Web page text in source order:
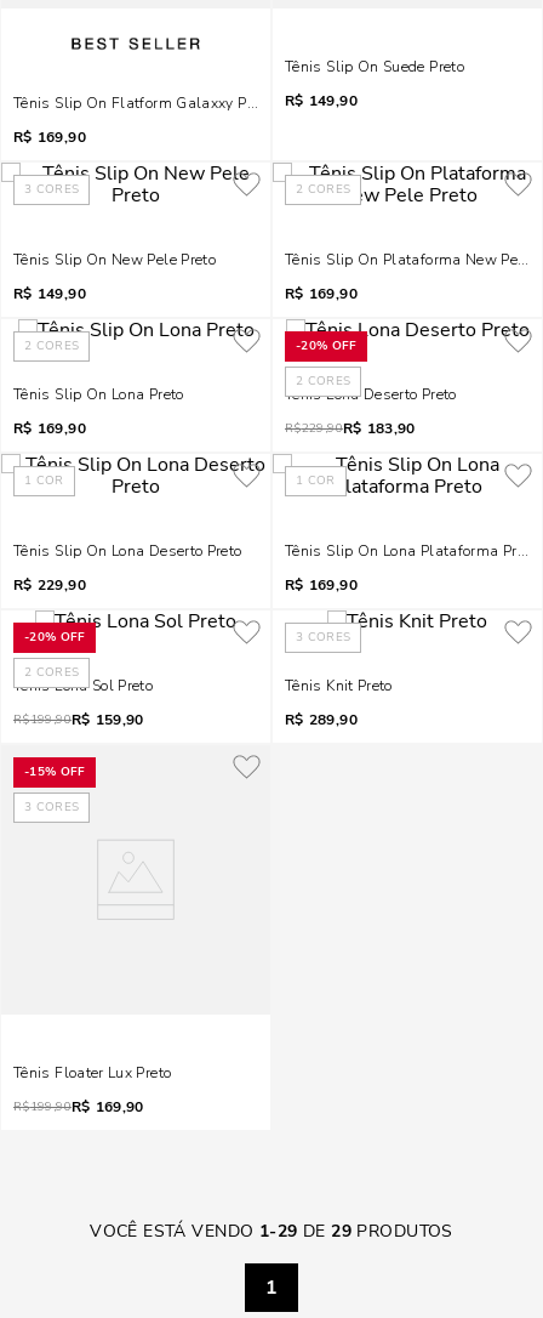
Tênis Slip On Flatform Galaxxy Preto Brilho
R$ 169,90
Tênis Slip On Suede Preto
R$ 149,90
3 CORES
Tênis Slip On New Pele Preto
R$ 149,90
2 CORES
Tênis Slip On Plataforma New Pele
R$ 169,90
2 CORES
Tênis Slip On Lona Preto
R$ 169,90
-20% OFF
2 CORES
Tênis Lona Deserto Preto
R$229,90R$ 183,90
1 COR
Tênis Slip On Lona Deserto Preto
R$ 229,90
1 COR
Tênis Slip On Lona Plataforma Preto
R$ 169,90
-20% OFF
2 CORES
Tênis Lona Sol Preto
R$199,90R$ 159,90
3 CORES
Tênis Knit Preto
R$ 289,90
-15% OFF
3 CORES
Tênis Floater Lux Preto
R$199,90R$ 169,90
VOCÊ ESTÁ VENDO 1-29 DE29 PRODUTOS
1